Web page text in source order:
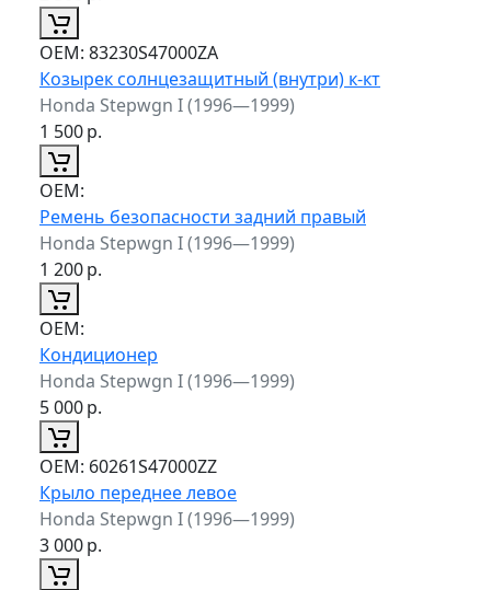
ОЕМ: 83230S47000ZA
Козырек солнцезащитный (внутри) к-кт
Honda Stepwgn I (1996—1999)
1 500р.
ОЕМ:
Ремень безопасности задний правый
Honda Stepwgn I (1996—1999)
1 200р.
ОЕМ:
Кондиционер
Honda Stepwgn I (1996—1999)
5 000р.
ОЕМ: 60261S47000ZZ
Крыло переднее левое
Honda Stepwgn I (1996—1999)
3 000р.